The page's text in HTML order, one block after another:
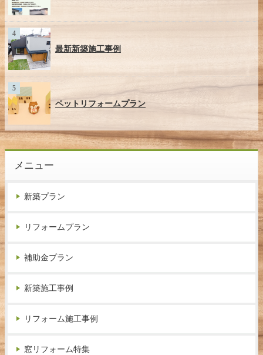
最新新築施工事例
ペットリフォームプラン
メニュー
新築プラン
リフォームプラン
補助金プラン
新築施工事例
リフォーム施工事例
窓リフォーム特集